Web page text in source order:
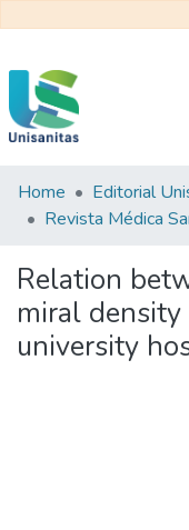
Inicio
Web
Home Editorial
Revista Médica
Relation
miral density
university